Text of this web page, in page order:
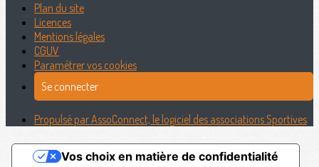
Plan du site
Licences
Mentions légales
CGUV
Paramétrer vos cookies
Se connecter
Propulsé par AssoConnect, le logiciel des associations Sportives
Vos choix en matière de confidentialité